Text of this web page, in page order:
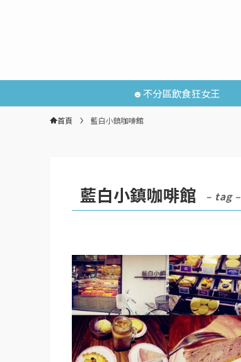
☻不分區飲食狂女王
首頁 藍白小鎮咖啡館
藍白小鎮咖啡館 – tag –